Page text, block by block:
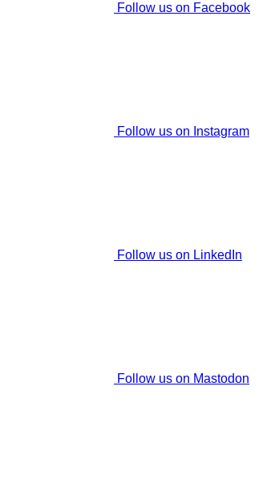
Follow us on Facebook
Follow us on Instagram
Follow us on LinkedIn
Follow us on Mastodon